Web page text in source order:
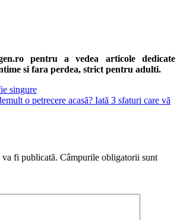
pentru a vedea articole dedicate
si fara perdea, strict pentru adulti.
singure
o petrecere acasă? Iată 3 sfaturi care vă
va fi publicată. Câmpurile obligatorii sunt